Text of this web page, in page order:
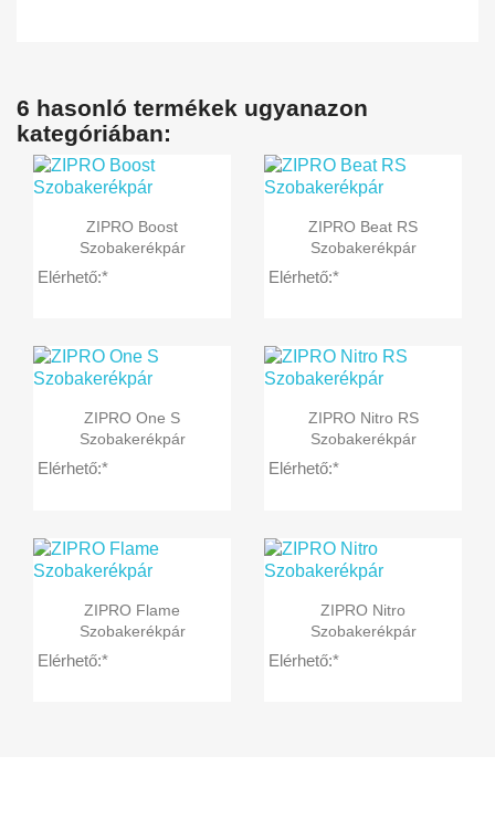
6 hasonló termékek ugyanazon
kategóriában:
 Előnézet
ZIPRO Boost
Szobakerékpár
Elérhető:*
 Előnézet
ZIPRO Beat RS
Szobakerékpár
Elérhető:*
 Előnézet
ZIPRO One S
Szobakerékpár
Elérhető:*
 Előnézet
ZIPRO Nitro RS
Szobakerékpár
Elérhető:*
 Előnézet
ZIPRO Flame
Szobakerékpár
Elérhető:*
 Előnézet
ZIPRO Nitro
Szobakerékpár
Elérhető:*